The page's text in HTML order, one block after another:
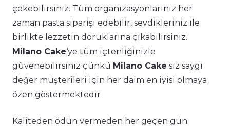
çekebilirsiniz. Tüm organizasyonlarınız her
zaman pasta siparişi edebilir, sevdikleriniz ile
birlikte lezzetin doruklarına çıkabilirsiniz.
Milano Cake‘ye tüm içtenliğinizle
güvenebilirsiniz çünkü Milano Cake siz saygı
değer müşterileri için her daim en iyisi olmaya
özen göstermektedir
Kaliteden ödün vermeden her geçen gün